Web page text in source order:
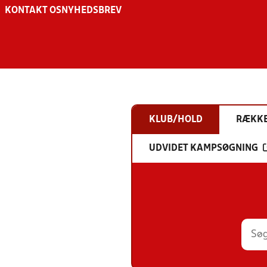
KONTAKT OS NYHEDSBREV
KLUB/HOLD
UDVIDET KAMPSØGNING